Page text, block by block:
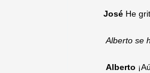
José He
Alberto se
Alberto